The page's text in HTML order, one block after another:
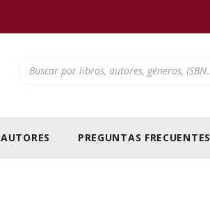
AUTORES PREGUNTAS FRECUENTES